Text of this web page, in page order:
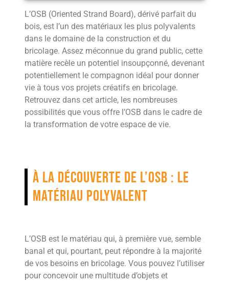
L’OSB (Oriented Strand Board), dérivé parfait du
bois, est l’un des matériaux les plus polyvalents
dans le domaine de la construction et du
bricolage. Assez méconnue du grand public, cette
matière recèle un potentiel insoupçonné, devenant
potentiellement le compagnon idéal pour donner
vie à tous vos projets créatifs en bricolage.
Retrouvez dans cet article, les nombreuses
possibilités que vous offre l’OSB dans le cadre de
la transformation de votre espace de vie.
À la découverte de l’OSB : le
matériau polyvalent
L’OSB est le matériau qui, à première vue, semble
banal et qui, pourtant, peut répondre à la majorité
de vos besoins en bricolage. Vous pouvez l’utiliser
pour concevoir une multitude d’objets et